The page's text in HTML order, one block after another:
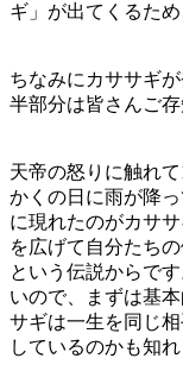
ギ」が出てくるた
ちなみにカササギ
半部分は皆さんご
天帝の怒りに触れ
かくの日に雨が降
に現れたのがカサ
を広げて自分たち
という伝説からで
いので、まずは基
サギは一生を同じ
しているのかも知れ